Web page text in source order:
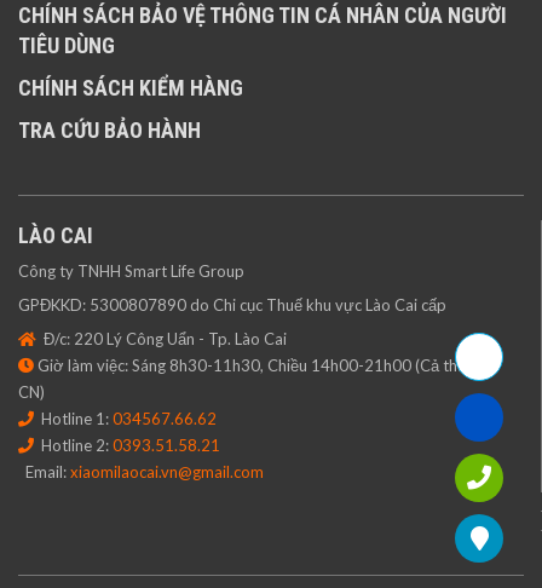
CHÍNH SÁCH BẢO VỆ THÔNG TIN CÁ NHÂN CỦA NGƯỜI
TIÊU DÙNG
CHÍNH SÁCH KIỂM HÀNG
TRA CỨU BẢO HÀNH
LÀO CAI
Công ty TNHH Smart Life Group
GPĐKKD: 5300807890 do Chi cục Thuế khu vực Lào Cai cấp
Đ/c: 220 Lý Công Uẩn - Tp. Lào Cai
Giờ làm việc: Sáng 8h30-11h30, Chiều 14h00-21h00 (Cả thứ 7 &
CN)
Hotline 1:034567.66.62
Hotline 2:0393.51.58.21
Email:xiaomilaocai.vn@gmail.com